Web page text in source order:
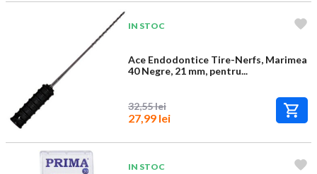
IN STOC
Ace Endodontice Tire-Nerfs, Marimea
40 Negre, 21 mm, pentru...
32,55 lei
27,99 lei
IN STOC